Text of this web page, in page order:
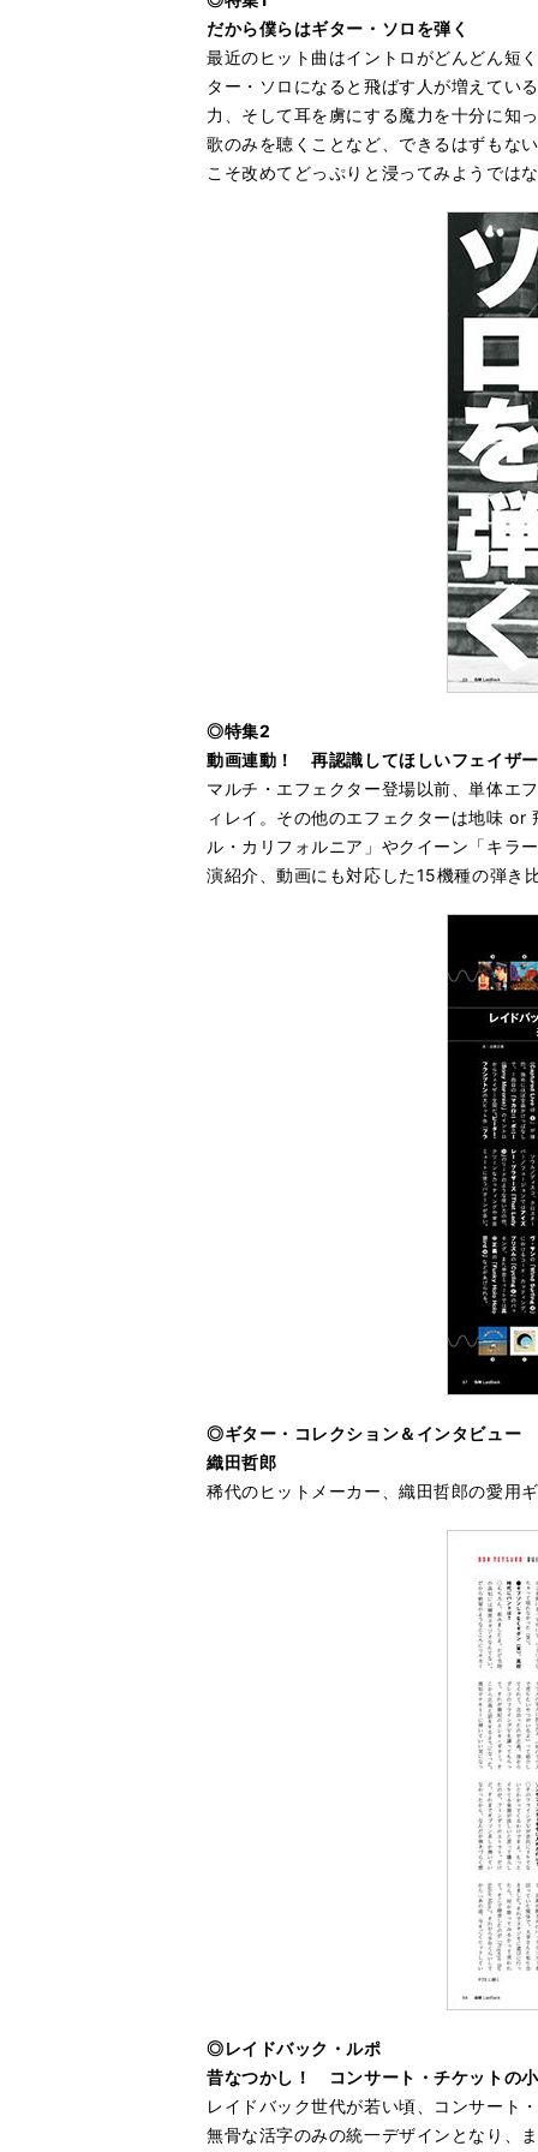
だから僕らはギター・ソロを弾く
最近のヒット曲はイントロがどんどん短
ター・ソロになると飛ばす人が増えてい
力、そして耳を虜にする魔力を十分に知
歌のみを聴くことなど、できるはずもな
こそ改めてどっぷりと浸ってみようでは
◎特集2
動画連動！ 再認識してほしいフェイザ
マルチ・エフェクター登場以前、単体エ
ィレイ。その他のエフェクターは地味
ル・カリフォルニア」やクイーン「キラ
演紹介、動画にも対応した15機種の弾き
◎ギター・コレクション＆インタビュー
織田哲郎
稀代のヒットメーカー、織田哲郎の愛用
◎レイドバック・ルポ
昔なつかし！ コンサート・チケットの
レイドバック世代が若い頃、コンサート
無骨な活字のみの統一デザインとなり、